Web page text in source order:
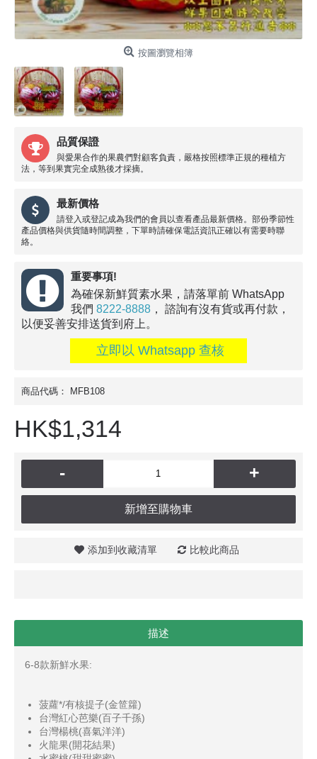
按圖瀏覽相簿
品質保證
與愛果合作的果農們對顧客負責，嚴格按照標準正規的種植方
法，等到果實完全成熟後才採摘。
最新價格
請登入或登記成為我們的會員以查看產品最新價格。部份季節性
產品價格與供貨隨時間調整，下單時請確保電話資訊正確以有需要時聯
絡。
重要事項!
為確保新鮮質素水果，請落單前 WhatsApp
我們 8222-8888 ， 諮詢有沒有貨或再付款，
以便妥善安排送貨到府上。
立即以 Whatsapp 查核
商品代碼： MFB108
HK$1,314
- +
新增至購物車
添加到收藏清單 比較此商品
描述
6-8款新鮮水果:
菠蘿*/有核提子(金笸籮)
台灣紅心芭樂(百子千孫)
台灣楊桃(喜氣洋洋)
火龍果(開花結果)